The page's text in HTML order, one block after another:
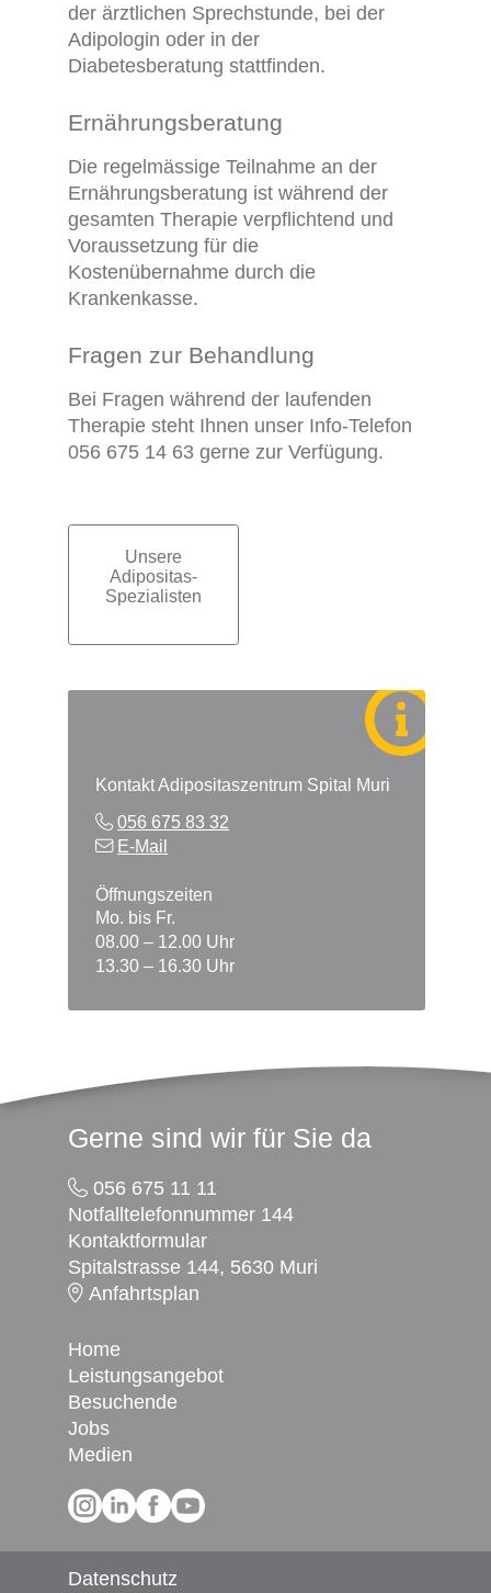
der ärztlichen Sprechstunde, bei der
Adipologin oder in der
Diabetesberatung stattfinden.
Ernährungsberatung
Die regelmässige Teilnahme an der
Ernährungsberatung ist während der
gesamten Therapie verpflichtend und
Voraussetzung für die
Kostenübernahme durch die
Krankenkasse.
Fragen zur Behandlung
Bei Fragen während der laufenden
Therapie steht Ihnen unser Info-Telefon
056 675 14 63 gerne zur Verfügung.
Subnavigation
Unsere
Adipositas-
Spezialisten
Kontakt Adipositaszentrum Spital Muri
056 675 83 32
E-Mail
Öffnungszeiten
Mo. bis Fr.
08.00 – 12.00 Uhr
13.30 – 16.30 Uhr
Footer
Social Media
Home
Leistungsangebot
Besuchende
Jobs
Medien
Gerne sind wir für Sie da
056 675 11 11
Notfalltelefonnummer 144
Kontaktformular
Spitalstrasse 144, 5630 Muri
Anfahrtsplan
Datenschutz